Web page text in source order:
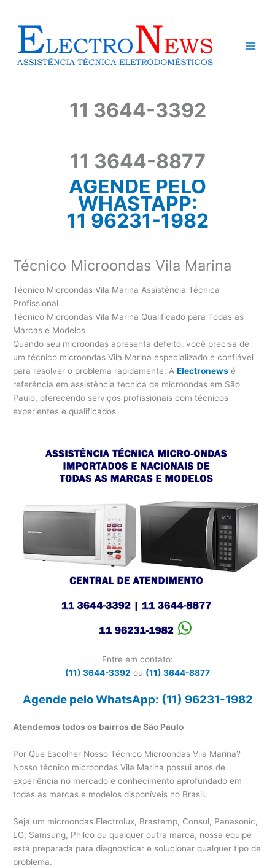
conteúdo
11 3644-3392
11 3644-8877
AGENDE PELO
WHASTAPP:
11 96231-1982
Técnico Microondas Vila Marina
Técnico Microondas Vila Marina Assistência Técnica
Profissional
Técnico Microondas Vila Marina Qualificado para Todas as
Marcas e Modelos
Quando seu microondas apresenta defeito, você precisa de
um técnico microondas Vila Marina especializado e confiável
para resolver o problema rapidamente. AElectronews é
referência em assistência técnica de microondas em São
Paulo, oferecendo serviços profissionais com técnicos
experientes e qualificados.
Entre em contato:
(11) 3644-3392 ou (11) 3644-8877
Agende pelo WhatsApp: (11) 96231-1982
Atendemos todos os bairros de São Paulo
Por Que Escolher Nosso Técnico Microondas Vila Marina?
Nosso técnico microondas Vila Marina possui anos de
experiência no mercado e conhecimento aprofundado em
todas as marcas e modelos disponíveis no Brasil.
Seja um microondas Electrolux, Brastemp, Consul, Panasonic,
LG, Samsung, Philco ou qualquer outra marca, nossa equipe
está preparada para diagnosticar e solucionar qualquer tipo de
problema.